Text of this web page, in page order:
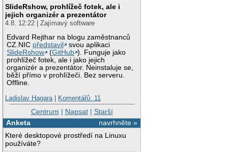
SlideRshow, prohlížeč fotek, ale i
jejich organizér a prezentátor
4.8. 12:22 | Zajímavý software
Edvard Rejthar na blogu zaměstnanců
CZ.NIC představil
svou aplikaci
SlideRshow
(GitHub ). Funguje jako
prohlížeč fotek, ale i jako jejich
organizér a prezentátor. Neinstaluje se,
běží přímo v prohlížeči. Bez serveru.
Offline.
Ladislav Hagara| Komentářů: 11
Centrum | Napsat| Starší
navrhněte »
Anketa
Které desktopové prostředí na Linuxu
používáte?